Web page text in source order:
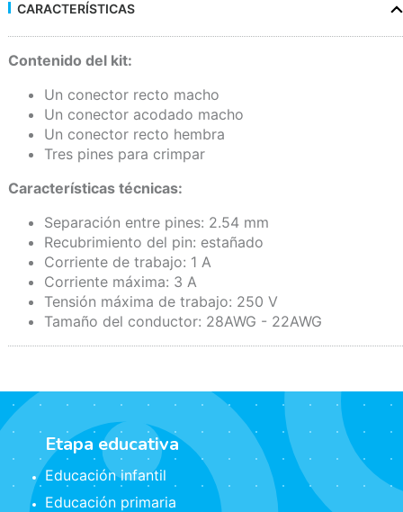
CARACTERÍSTICAS
Contenido del kit:
Un conector recto macho
Un conector acodado macho
Un conector recto hembra
Tres pines para crimpar
Características técnicas:
Separación entre pines: 2.54 mm
Recubrimiento del pin: estañado
Corriente de trabajo: 1 A
Corriente máxima: 3 A
Tensión máxima de trabajo: 250 V
Tamaño del conductor: 28AWG - 22AWG
Etapa educativa
Educación infantil
Educación primaria